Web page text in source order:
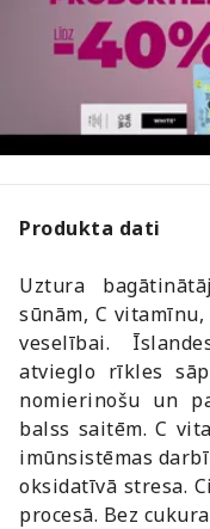
Produkta dati
Uztura
sūnām, C
veselībai.
atvieglo rīkles
nomierinošu un
balss saitēm. C
imūnsistēmas
oksidatīvā stresa.
procesā. Bez